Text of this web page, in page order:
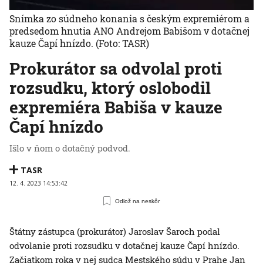
Prokurátor sa odvolal proti
rozsudku, ktorý oslobodil
expremiéra Babiša v kauze
Čapí hnízdo
Išlo v ňom o dotačný podvod.
TASR
12. 4. 2023 14:53:42
Odlož na neskôr
Snímka zo súdneho konania s českým expremiérom a
predsedom hnutia ANO Andrejom Babišom v dotačnej
kauze Čapí hnízdo. (Foto: TASR)
Štátny zástupca (prokurátor) Jaroslav Šaroch podal
odvolanie proti rozsudku v dotačnej kauze Čapí hnízdo.
Začiatkom roka v nej sudca Mestského súdu v Prahe Jan